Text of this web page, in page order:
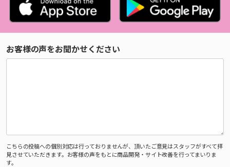
お客様の声をお聞かせください
こちらの投稿への個別対応は行っておりませんが、頂いたご意見はスタッフがすべて拝
見させていただきます。お客様の声をもとに商品開発・サイト改善を行ってまいりま
す。